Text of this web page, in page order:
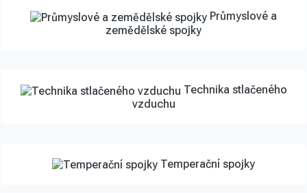
Průmyslové a
zemědělské spojky
Technika stlačeného
vzduchu
Temperační spojky